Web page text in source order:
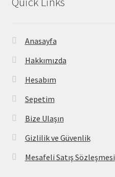
Anasayfa
Hakkımızda
Hesabım
Sepetim
Bize Ulaşın
Gizlilik ve Güvenlik
Mesafeli Satış Sözleşmesi